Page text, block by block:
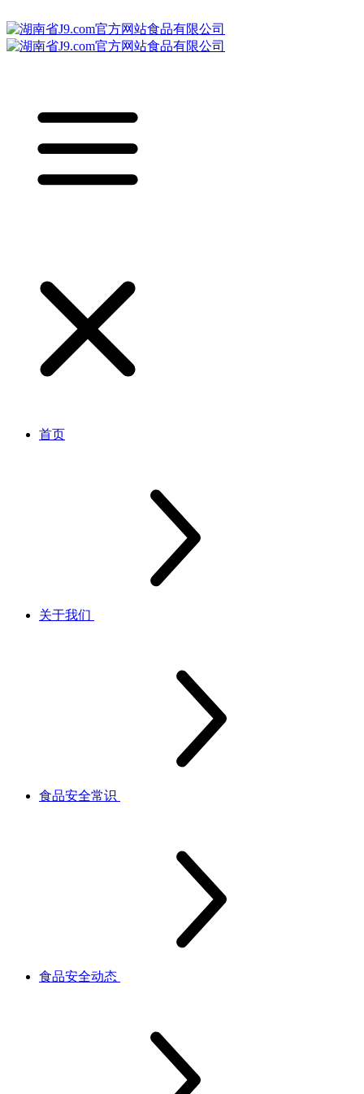
首页
关于我们
食品安全常识
食品安全动态